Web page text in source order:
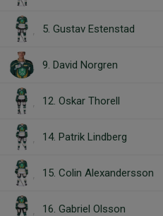
5. Gustav Estenstad
9. David Norgren
12. Oskar Thorell
14. Patrik Lindberg
15. Colin Alexandersson
16. Gabriel Olsson